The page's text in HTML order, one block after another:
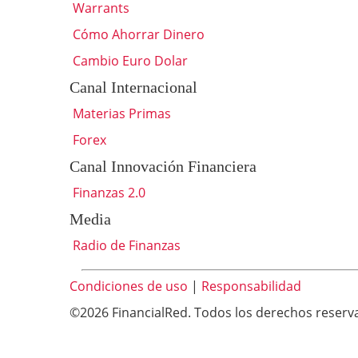
Warrants
Cómo Ahorrar Dinero
Cambio Euro Dolar
Canal Internacional
Materias Primas
Forex
Canal Innovación Financiera
Finanzas 2.0
Media
Radio de Finanzas
Condiciones de uso | Responsabilidad
©2026 FinancialRed. Todos los derechos